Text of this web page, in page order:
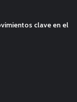
clave en el